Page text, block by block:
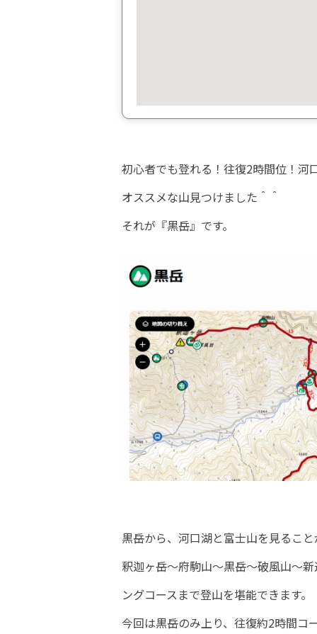
初心者でも登れる！往復2時間位！河
オススメな山見つけました＾＾
それが『黒岳』です。
黒岳から、河口湖と富士山を見るこ
釈迦ヶ岳～府駒山～黒岳～破風山～
ングコースまで登山を堪能できます。
今回は黒岳のみ上り、往復約2時間コ